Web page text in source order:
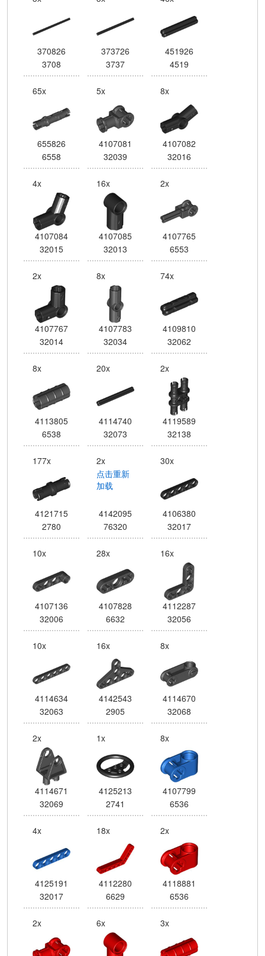
370826
3708
373726
3737
451926
4519
65x
655826
6558
5x
4107081
32039
8x
4107082
32016
4x
4107084
32015
16x
4107085
32013
2x
4107765
6553
2x
4107767
32014
8x
4107783
32034
74x
4109810
32062
8x
4113805
6538
20x
4114740
32073
2x
4119589
32138
177x
4121715
2780
2x
点击重新
加载
4142095
76320
30x
4106380
32017
10x
4107136
32006
28x
4107828
6632
16x
4112287
32056
10x
4114634
32063
16x
4142543
2905
8x
4114670
32068
2x
4114671
32069
1x
4125213
2741
8x
4107799
6536
4x
4125191
32017
18x
4112280
6629
2x
4118881
6536
2x 6x 3x